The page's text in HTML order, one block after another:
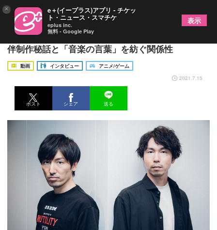
澤野弘之とKOHTA YAMAMOTOが語る『８６』劇
伴制作秘話と「音楽の言葉」を紡ぐ関係性
動画 インタビュー
アニメ/ゲーム
2021.7.15
ポスト シェア 送る
× e＋(イープラス)アプリ - チケッ
ト・ニュース・スマチケ
eplus inc.
無料 - Google Play
表示